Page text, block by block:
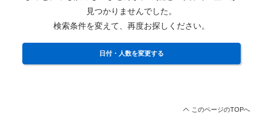
見つかりませんでした。
検索条件を変えて、再度お探しください。
日付・人数を変更する
このページのTOPへ